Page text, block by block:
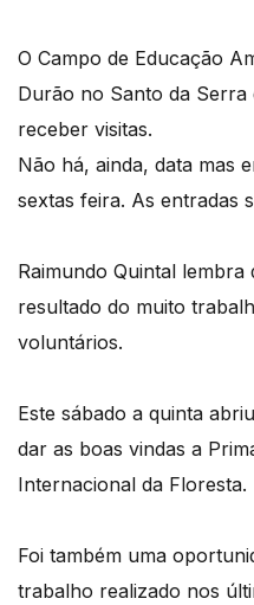
O Campo de Educação
Durão no Santo da
receber visitas.
Não há, ainda, data mas
sextas feira. As entradas
Raimundo Quintal lembra
resultado do muito
voluntários.
Este sábado a quinta
dar as boas vindas a
Internacional da Floresta.
Foi também uma
trabalho realizado nos